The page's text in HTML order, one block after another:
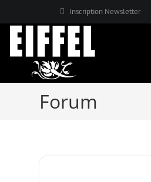
to
content
Inscription Newsletter
Forum